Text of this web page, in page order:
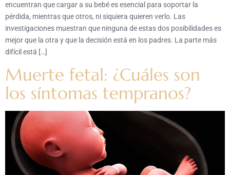
encuentran que cargar a su bebé es esencial para soportar la
pérdida, mientras que otros, ni siquiera quieren verlo. Las
investigaciones muestran que ninguna de estas dos posibilidades es
mejor que la otra y que la decisión está en los padres. La parte más
difícil está […]
Muerte fetal: ¿Cuáles son
los síntomas tempranos?